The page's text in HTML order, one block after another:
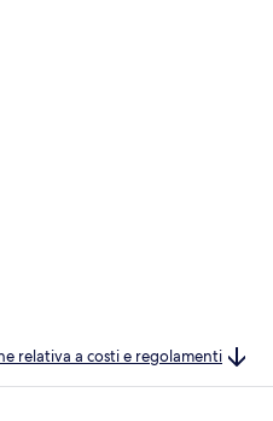
relativa a costi e regolamenti